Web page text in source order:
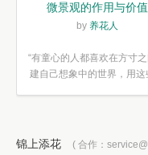
微景观的作用与价值
by 养花人
“有童心的人都喜欢在方寸
建自己想象中的世界，用这
锦上添花 ( 合作：